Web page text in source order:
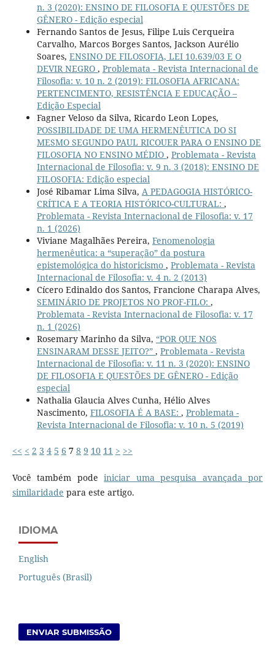
n. 3 (2020): ENSINO DE FILOSOFIA E QUESTÕES DE
GÊNERO - Edição especial
Fernando Santos de Jesus, Filipe Luis Cerqueira
Carvalho, Marcos Borges Santos, Jackson Aurélio
Soares, ENSINO DE FILOSOFIA, LEI 10.639/03 E O
DEVIR NEGRO , Problemata - Revista Internacional de
Filosofia: v. 10 n. 2 (2019): FILOSOFIA AFRICANA:
PERTENCIMENTO, RESISTÊNCIA E EDUCAÇÃO –
Edição Especial
Fagner Veloso da Silva, Ricardo Leon Lopes,
POSSIBILIDADE DE UMA HERMENÊUTICA DO SI
MESMO SEGUNDO PAUL RICOUER PARA O ENSINO DE
FILOSOFIA NO ENSINO MÉDIO , Problemata - Revista
Internacional de Filosofia: v. 9 n. 3 (2018): ENSINO DE
FILOSOFIA: Edição especial
José Ribamar Lima Silva, A PEDAGOGIA HISTÓRICO-
CRÍTICA E A TEORIA HISTÓRICO-CULTURAL: ,
Problemata - Revista Internacional de Filosofia: v. 17
n. 1 (2026)
Viviane Magalhães Pereira, Fenomenologia
hermenêutica: a “superação” da postura
epistemológica do historicismo , Problemata - Revista
Internacional de Filosofia: v. 4 n. 2 (2013)
Cícero Edinaldo dos Santos, Francione Charapa Alves,
SEMINÁRIO DE PROJETOS NO PROF-FILO: ,
Problemata - Revista Internacional de Filosofia: v. 17
n. 1 (2026)
Rosemary Marinho da Silva, “POR QUE NOS
ENSINARAM DESSE JEITO?” , Problemata - Revista
Internacional de Filosofia: v. 11 n. 3 (2020): ENSINO
DE FILOSOFIA E QUESTÕES DE GÊNERO - Edição
especial
Nathalia Glaucia Alves Cunha, Hélio Alves
Nascimento, FILOSOFIA É A BASE: , Problemata -
Revista Internacional de Filosofia: v. 10 n. 5 (2019)
<< < 2 3 4 5 6 7 8 9 10 11 > >>
Você também podeiniciar uma pesquisa avançada por
similaridade para este artigo.
IDIOMA
English
Português (Brasil)
ENVIAR SUBMISSÃO